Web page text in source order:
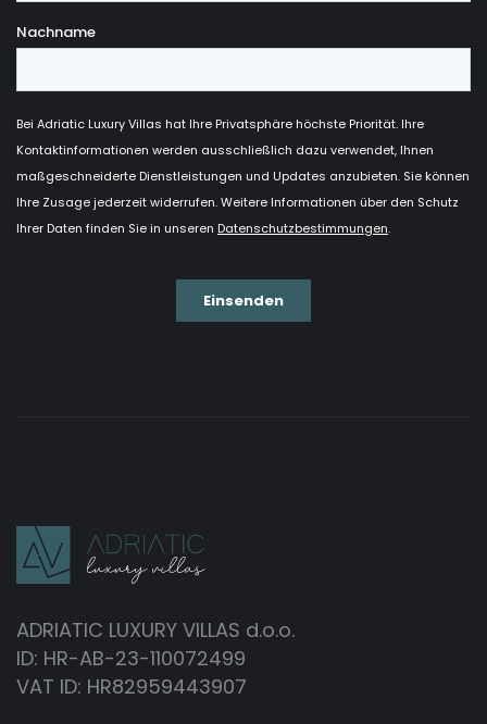
ADRIATIC LUXURY VILLAS d.o.o.
ID: HR-AB-23-110072499
VAT ID: HR82959443907